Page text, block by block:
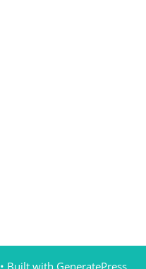
• Built with GeneratePress